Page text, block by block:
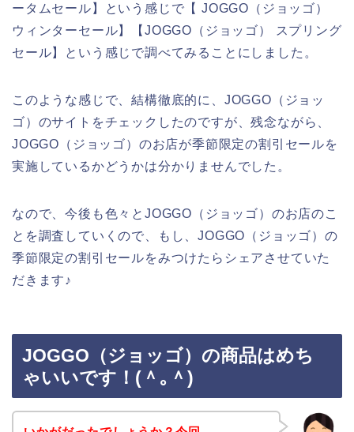
ータムセール】という感じで【 JOGGO（ジョッゴ）
ウィンターセール】【JOGGO（ジョッゴ） スプリング
セール】という感じで調べてみることにしました。
このような感じで、結構徹底的に、JOGGO（ジョッ
ゴ）のサイトをチェックしたのですが、残念ながら、
JOGGO（ジョッゴ）のお店が季節限定の割引セールを
実施しているかどうかは分かりませんでした。
なので、今後も色々とJOGGO（ジョッゴ）のお店のこ
とを調査していくので、もし、JOGGO（ジョッゴ）の
季節限定の割引セールをみつけたらシェアさせていた
だきます♪
JOGGO（ジョッゴ）の商品はめち
ゃいいです！(＾｡＾)